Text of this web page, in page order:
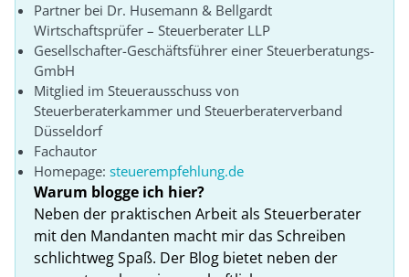
Partner bei Dr. Husemann & Bellgardt
Wirtschaftsprüfer – Steuerberater LLP
Gesellschafter-Geschäftsführer einer Steuerberatungs-
GmbH
Mitglied im Steuerausschuss von
Steuerberaterkammer und Steuerberaterverband
Düsseldorf
Fachautor
Homepage: steuerempfehlung.de
Warum blogge ich hier?
Neben der praktischen Arbeit als Steuerberater
mit den Mandanten macht mir das Schreiben
schlichtweg Spaß. Der Blog bietet neben der